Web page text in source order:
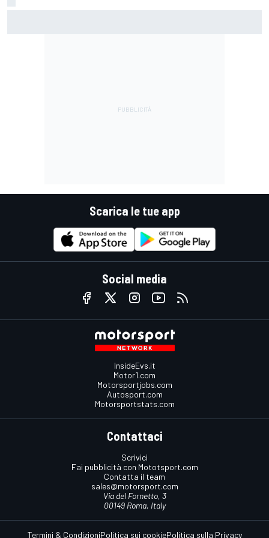
Scarica le tue app
Social media
InsideEvs.it
Motor1.com
Motorsportjobs.com
Autosport.com
Motorsportstats.com
Contattaci
Scrivici
Fai pubblicità con Mototsport.com
Contatta il team
sales@motorsport.com
Via del Fornetto, 3
00149 Roma, Italy
Termini & CondizioniPolitica sui cookiePolitica sulla Privacy